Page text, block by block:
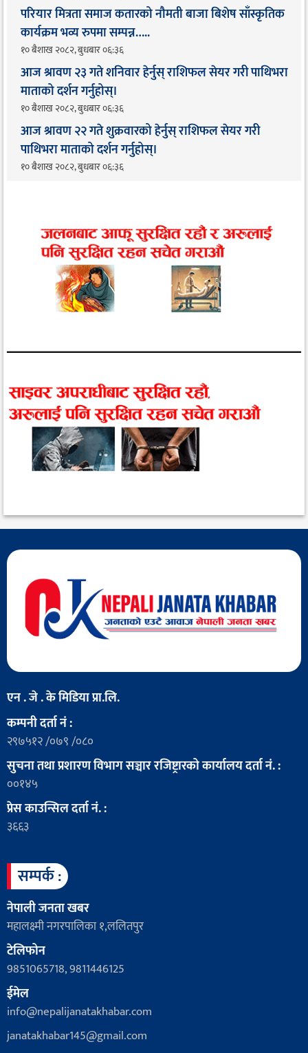
परियार मित्रता समाज कतारको नौमती बाजा बिशेष साँस्कृतिक
कार्यक्रम भव्य रुपमा सम्पन्न…..
१० बैशाख २०८२, बुधबार ०६:३६
आज श्रावण २३ गते शनिवार हेर्नुस् राशिफल सेयर गरी पाथिभरा
माताको दर्शन गर्नुहोस्।
१० बैशाख २०८२, बुधबार ०६:३६
आज श्रावण २२ गते शुक्रवारको हेर्नुस् राशिफल सेयर गरी
पाथिभरा माताको दर्शन गर्नुहोस्।
१० बैशाख २०८२, बुधबार ०६:३६
एन . जे . के मिडिया प्रा.लि.
कम्पनी दर्ता नं :
२९७५१२ /०७९ /०८०
सुचना तथा प्रशारण विभाग सञ्चार रजिष्ट्रारको कार्यालय दर्ता नं. :
००१४५
प्रेस काउन्सिल दर्ता नं. :
३६६३
सम्पर्क :
नेपाली जनता खबर
महालक्ष्मी नगरपालिका १,ललितपुर
टेलिफोन
9851065718, 9811446125
ईमेल
info@nepalijanatakhabar.com
janatakhabar145@gmail.com